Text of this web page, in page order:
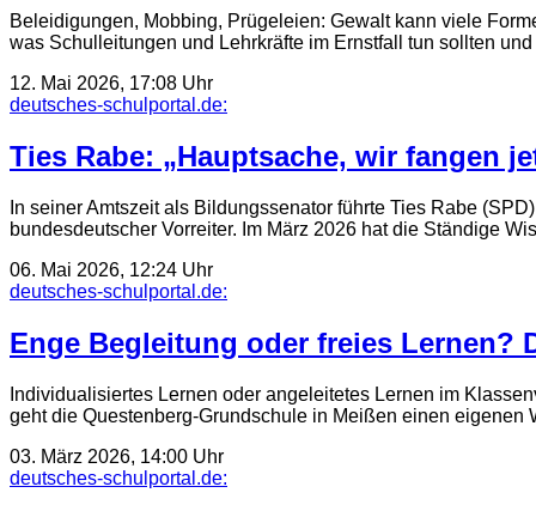
Beleidigungen, Mobbing, Prügeleien: Gewalt kann viele
was Schulleitungen und Lehrkräfte im Ernstfall tun sollten
12. Mai 2026, 17:08 Uhr
deutsches-schulportal.de:
Ties Rabe: „Hauptsache, wir fangen
In seiner Amtszeit als Bildungssenator führte Ties Rabe
bundesdeutscher Vorreiter. Im März 2026 hat die Ständige
06. Mai 2026, 12:24 Uhr
deutsches-schulportal.de:
Enge Begleitung oder freies Lernen?
Individualisiertes Lernen oder angeleitetes Lernen im
geht die Questenberg-Grundschule in Meißen einen eigenen
03. März 2026, 14:00 Uhr
deutsches-schulportal.de: